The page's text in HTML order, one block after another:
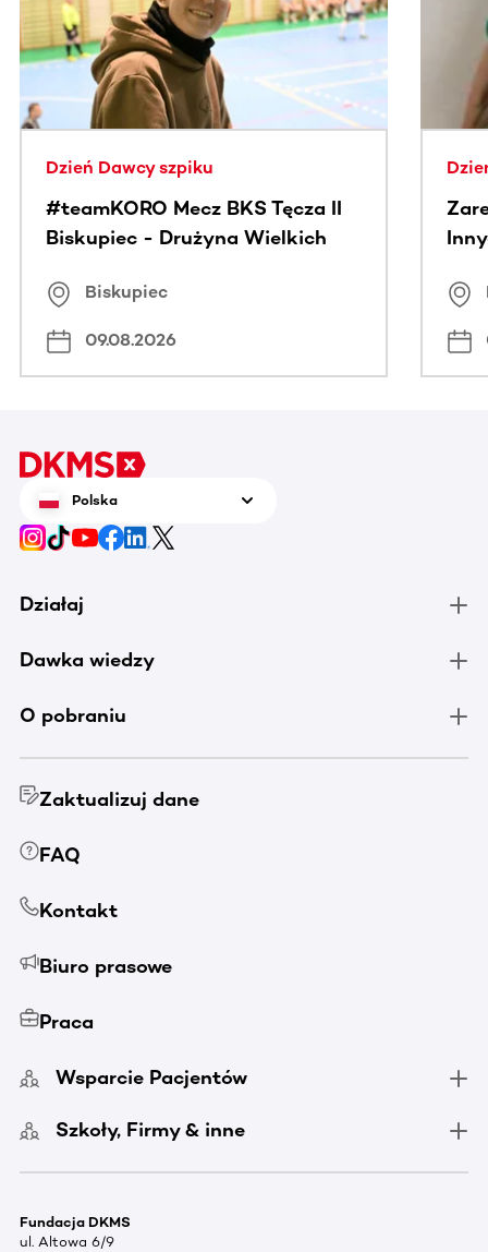
Dzień Dawcy szpiku
#teamKORO Mecz BKS Tęcza II
Biskupiec - Drużyna Wielkich
Biskupiec
09.08.2026
Polska
Działaj
Dawka wiedzy
O pobraniu
Zaktualizuj dane
FAQ
Kontakt
Biuro prasowe
Praca
Wsparcie Pacjentów
Szkoły, Firmy & inne
Fundacja DKMS
ul. Altowa 6/9